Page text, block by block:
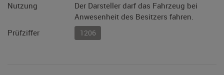
Nutzung
Der Darsteller darf das Fahrzeug bei
Anwesenheit des Besitzers fahren.
Prüfziffer
1206